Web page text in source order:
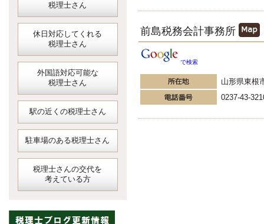
税理士さん
休日対応してくれる
税理士さん
外国語対応可能な
税理士さん
駅の近くの税理士さん
駐車場のある税理士さん
税理士さんの交代を
考えている方
前島税務会計事務所
で検索
山形県東根
0237-43-